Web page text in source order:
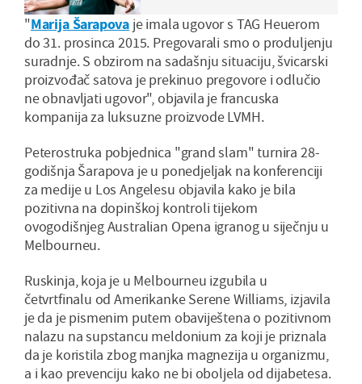
"Marija Šarapova je imala ugovor s TAG Heuerom
do 31. prosinca 2015. Pregovarali smo o produljenju
suradnje. S obzirom na sadašnju situaciju, švicarski
proizvođač satova je prekinuo pregovore i odlučio
ne obnavljati ugovor", objavila je francuska
kompanija za luksuzne proizvode LVMH.
Peterostruka pobjednica "grand slam" turnira 28-
godišnja Šarapova je u ponedjeljak na konferenciji
za medije u Los Angelesu objavila kako je bila
pozitivna na dopinškoj kontroli tijekom
ovogodišnjeg Australian Opena igranog u siječnju u
Melbourneu.
Ruskinja, koja je u Melbourneu izgubila u
četvrtfinalu od Amerikanke Serene Williams, izjavila
je da je pismenim putem obaviještena o pozitivnom
nalazu na supstancu meldonium za koji je priznala
da je koristila zbog manjka magnezija u organizmu,
a i kao prevenciju kako ne bi oboljela od dijabetesa.